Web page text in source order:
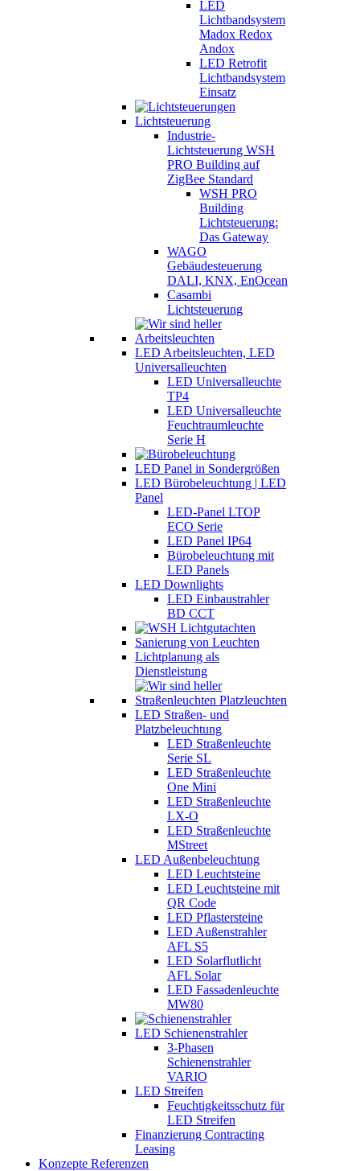
LED
Lichtbandsystem
Madox Redox
Andox
LED Retrofit
Lichtbandsystem
Einsatz
Lichtsteuerung
Industrie-
Lichtsteuerung WSH
PRO Building auf
ZigBee Standard
WSH PRO
Building
Lichtsteuerung:
Das Gateway
WAGO
Gebäudesteuerung
DALI, KNX, EnOcean
Casambi
Lichtsteuerung
LED Arbeitsleuchten, LED
Universalleuchten
LED Universalleuchte
TP4
LED Universalleuchte
Feuchtraumleuchte
Serie H
LED Panel in Sondergrößen
LED Bürobeleuchtung | LED
Panel
LED-Panel LTOP
ECO Serie
LED Panel IP64
Bürobeleuchtung mit
LED Panels
LED Downlights
LED Einbaustrahler
BD CCT
Sanierung von Leuchten
Lichtplanung als
Dienstleistung
LED Straßen- und
Platzbeleuchtung
LED Straßenleuchte
Serie SL
LED Straßenleuchte
One Mini
LED Straßenleuchte
LX-O
LED Straßenleuchte
MStreet
LED Außenbeleuchtung
LED Leuchtsteine
LED Leuchtsteine mit
QR Code
LED Pflastersteine
LED Außenstrahler
AFL S5
LED Solarflutlicht
AFL Solar
LED Fassadenleuchte
MW80
LED Schienenstrahler
3-Phasen
Schienenstrahler
VARIO
LED Streifen
Feuchtigkeitsschutz für
LED Streifen
Finanzierung Contracting
Leasing
Konzepte Referenzen